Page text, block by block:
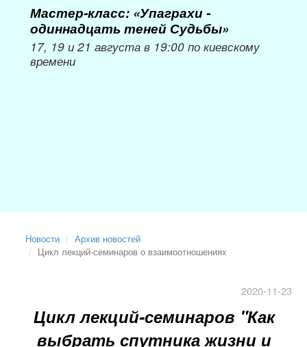
Мастер-класс: «Упаграхи -
одиннадцать теней Судьбы»
17, 19 и 21 августа в 19:00 по киевскому
времени
Новости
Архив новостей
Цикл лекций-семинаров о взаимоотношениях
2020-11-23
Цикл лекций-семинаров "Как
выбрать спутника жизни и